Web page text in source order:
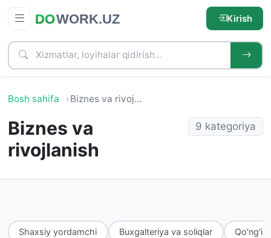
Kirish
Bosh sahifa Biznes va rivojlanish
Biznes va
rivojlanish
9 kategoriya
Shaxsiy yordamchi Buxgalteriya va soliqlar